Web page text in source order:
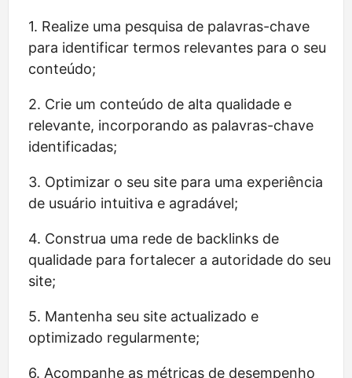
Realize uma pesquisa de palavras-chave
para identificar termos relevantes para o seu
conteúdo;
Crie um conteúdo de alta qualidade e
relevante, incorporando as palavras-chave
identificadas;
Optimizar o seu site para uma experiência
de usuário intuitiva e agradável;
Construa uma rede de backlinks de
qualidade para fortalecer a autoridade do seu
site;
Mantenha seu site actualizado e
optimizado regularmente;
Acompanhe as métricas de desempenho